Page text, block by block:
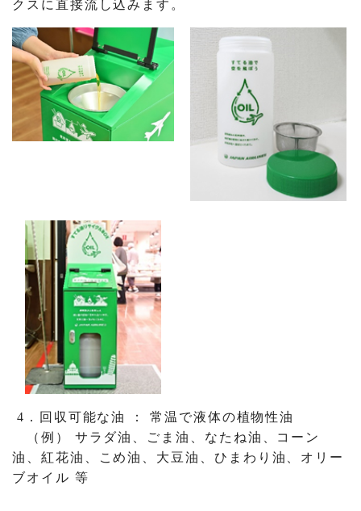
クスに直接流し込みます。
4．回収可能な油 ： 常温で液体の植物性油
（例） サラダ油、ごま油、なたね油、コーン
油、紅花油、こめ油、大豆油、ひまわり油、オリー
ブオイル 等